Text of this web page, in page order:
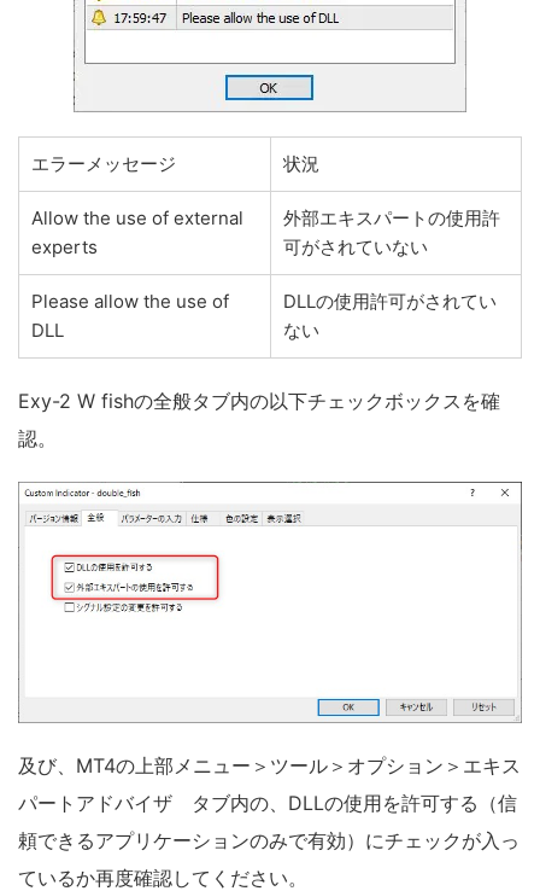
エラーメッセージ 状況
Allow the use of external
experts
外部エキスパートの使用許
可がされていない
Please allow the use of
DLL
DLLの使用許可がされてい
ない
Exy-2 W fishの全般タブ内の以下チェックボックスを確
認。
及び、MT4の上部メニュー＞ツール＞オプション＞エキス
パートアドバイザ タブ内の、DLLの使用を許可する（信
頼できるアプリケーションのみで有効）にチェックが入っ
ているか再度確認してください。